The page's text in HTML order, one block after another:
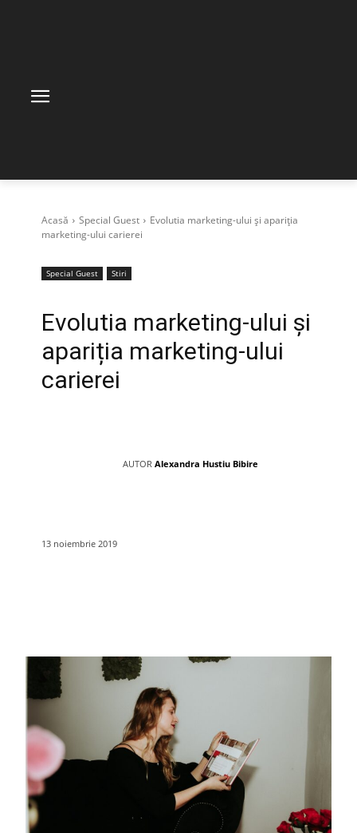
Acasă Special Guest
Evolutia marketing-ului și apariția
marketing-ului carierei
Special Guest Stiri
Evolutia marketing-ului și
apariția marketing-ului
carierei
AUTOR Alexandra Hustiu Bibire
13 noiembrie 2019